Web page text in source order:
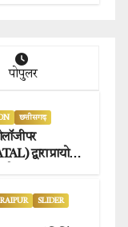
पोपुलर
छत्तीसगढ़
पर
द्वारा प्रायोजित
RAIPUR
SLIDER